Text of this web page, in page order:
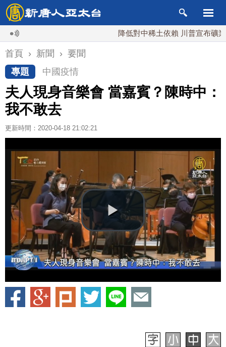
降低對中稀土依賴 川普宣布礦業投資
首頁 › 新聞 › 要聞
專題
中國疫情
夫人現身音樂會 當嘉賓？陳時中：
我不敢去
更新時間：2020-04-18 21:02:21